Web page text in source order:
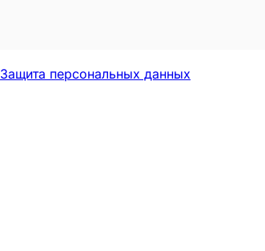
Защита персональных данных